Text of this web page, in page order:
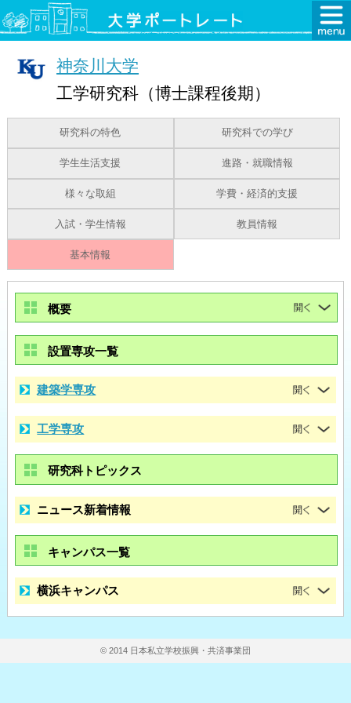
神奈川大学
工学研究科（博士課程後期）
研究科の特色 研究科での学び
学生生活支援 進路・就職情報
様々な取組 学費・経済的支援
入試・学生情報 教員情報
基本情報
概要
設置専攻一覧
建築学専攻
工学専攻
研究科トピックス
ニュース新着情報
キャンパス一覧
横浜キャンパス
© 2014 日本私立学校振興・共済事業団